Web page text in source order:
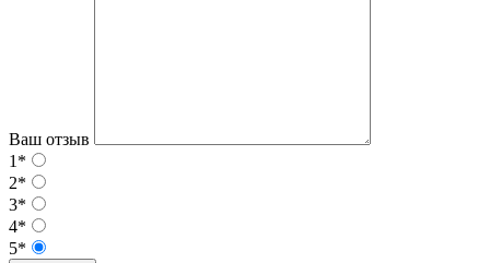
Ваш отзыв
1*
2*
3*
4*
5*